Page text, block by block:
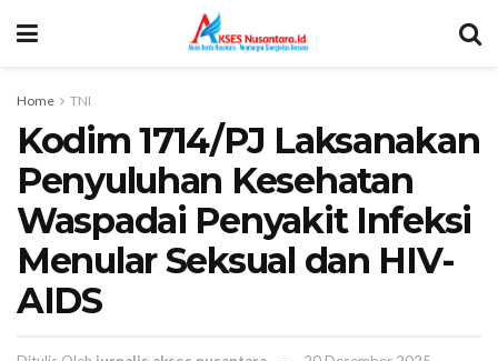
Home TNI
Kodim 1714/PJ Laksanakan
Penyuluhan Kesehatan
Waspadai Penyakit Infeksi
Menular Seksual dan HIV-
AIDS